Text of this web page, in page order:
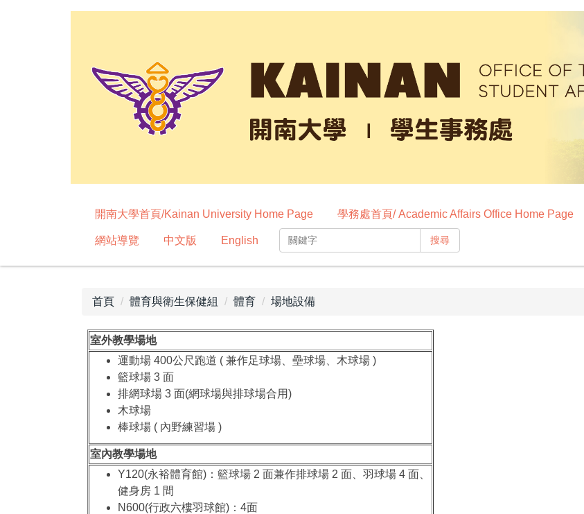
開南大學首頁/Kainan University Home Page 學務處首頁/ Academic Affairs Office Home Page
網站導覽 中文版 English 搜尋
首頁 體育與衛生保健組 體育 場地設備
室外教學場地
運動場 400公尺跑道 ( 兼作足球場、壘球場、木球場 )
籃球場 3 面
排網球場 3 面(網球場與排球場合用)
木球場
棒球場 ( 內野練習場 )
室內教學場地
Y120(永裕體育館)：籃球場 2 面兼作排球場 2 面、羽球場 4 面、
健身房 1 間
N600(行政六樓羽球館)：4面